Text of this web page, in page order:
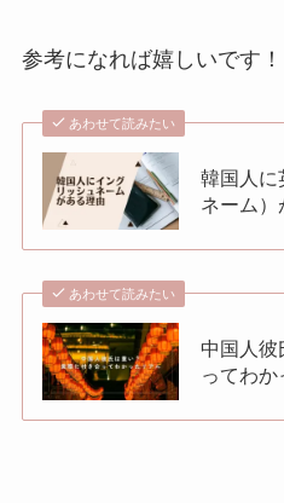
参考になれば嬉しいです！
あわせて読みたい
韓国人に
ネーム）
あわせて読みたい
中国人彼
ってわ